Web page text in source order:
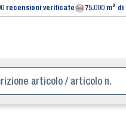
recensioni verificate 75.000 m²